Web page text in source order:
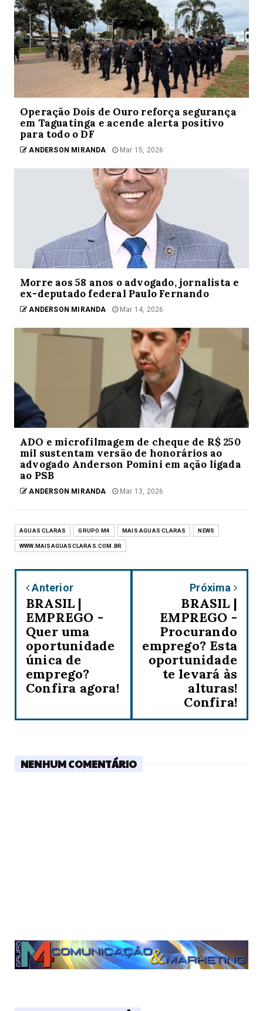
Operação Dois de Ouro reforça segurança
em Taguatinga e acende alerta positivo
para todo o DF
ANDERSON MIRANDA Mar 15, 2026
Morre aos 58 anos o advogado, jornalista e
ex-deputado federal Paulo Fernando
ANDERSON MIRANDA Mar 14, 2026
ADO e microfilmagem de cheque de R$ 250
mil sustentam versão de honorários ao
advogado Anderson Pomini em ação ligada
ao PSB
ANDERSON MIRANDA Mar 13, 2026
ÁGUAS CLARAS GRUPO M4 MAIS AGUAS CLARAS NEWS
WWW.MAISAGUASCLARAS.COM.BR
Anterior
BRASIL |
EMPREGO -
Quer uma
oportunidade
única de
emprego?
Confira agora!
Próxima
BRASIL |
EMPREGO -
Procurando
emprego? Esta
oportunidade
te levará às
alturas!
Confira!
NENHUM COMENTÁRIO